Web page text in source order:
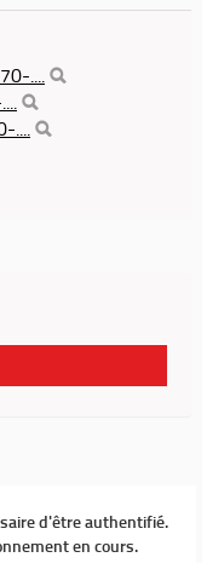
....
....
d'être authentifié.
en cours.